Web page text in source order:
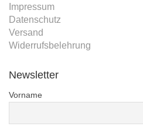
Impressum
Datenschutz
Versand
Widerrufsbelehrung
Newsletter
Vorname